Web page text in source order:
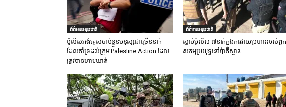
ព័ត៌មានអន្តរជាតិ
ប៉ូលិសអង់គ្លេសចាប់ខ្លួនមនុស្សជាច្រើននាក់
ដែលគាំទ្រដល់ក្រុម Palestine Action ដែល
ត្រូវបានហាមឃាត់
ព័ត៌មានអន្តរជាតិ
ស្លាប់ប៉ូលិស ៧នាក់ក្នុងការវាយប្រហាររបស់ពួក
សកម្មប្រយុទ្ធនៅប៉ាគីស្ថាន